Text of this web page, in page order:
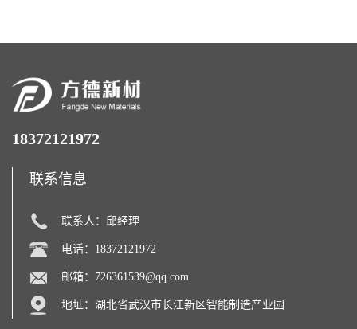
18372121972
联系信息
联系人：邱经理
电话：18372121972
邮箱： 726361539@qq.com
地址：湖北省武汉市长江新区智能制造产业园